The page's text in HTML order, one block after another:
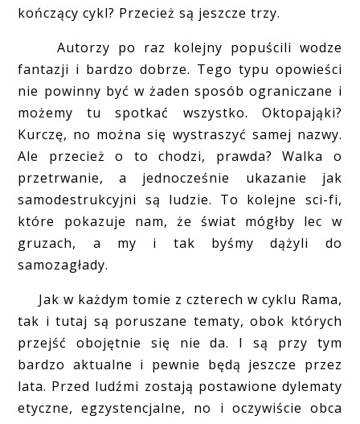
kończący cykl? Przecież są jeszcze trzy.
Autorzy po raz kolejny popuścili wodze
fantazji i bardzo dobrze. Tego typu opowieści
nie powinny być w żaden sposób ograniczane i
możemy tu spotkać wszystko. Oktopająki?
Kurczę, no można się wystraszyć samej nazwy.
Ale przecież o to chodzi, prawda? Walka o
przetrwanie, a jednocześnie ukazanie jak
samodestrukcyjni są ludzie. To kolejne sci-fi,
które pokazuje nam, że świat mógłby lec w
gruzach, a my i tak byśmy dążyli do
samozagłady.
Jak w każdym tomie z czterech w cyklu Rama,
tak i tutaj są poruszane tematy, obok których
przejść obojętnie się nie da. I są przy tym
bardzo aktualne i pewnie będą jeszcze przez
lata. Przed ludźmi zostają postawione dylematy
etyczne, egzystencjalne, no i oczywiście obca